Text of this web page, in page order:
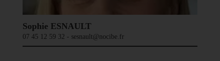
Sophie ESNAULT
07 45 12 59 32 - sesnault@nocibe.fr